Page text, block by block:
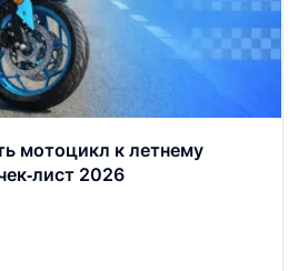
мотоцикл к летнему
2026